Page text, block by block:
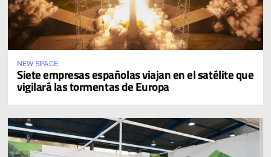
NEW SPACE
Siete empresas españolas viajan en el satélite que
vigilará las tormentas de Europa